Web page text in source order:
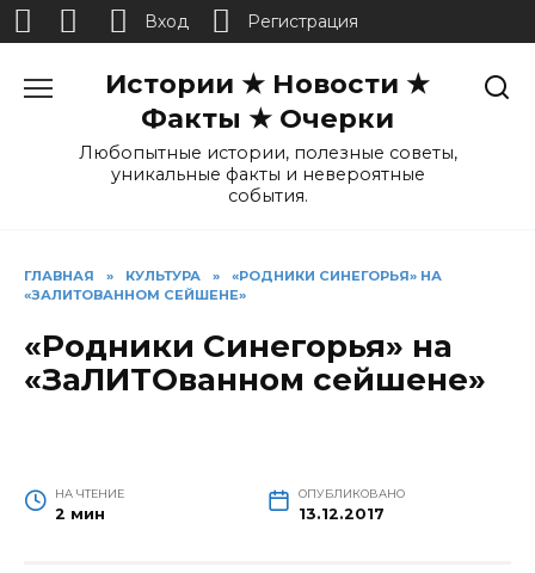
Истории ★ Новости ★
Факты ★ Очерки
Любопытные истории, полезные советы,
уникальные факты и невероятные
события.
ГЛАВНАЯ » КУЛЬТУРА »
«РОДНИКИ СИНЕГОРЬЯ» НА
«ЗАЛИТОВАННОМ СЕЙШЕНЕ»
«Родники Синегорья» на
«ЗаЛИТОванном сейшене»
НА ЧТЕНИЕ
2 мин
ОПУБЛИКОВАНО
13.12.2017
Вход Регистрация